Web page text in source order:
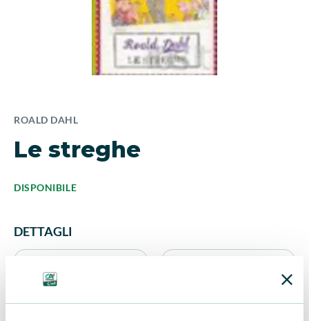
ROALD DAHL
Le streghe
DISPONIBILE
DETTAGLI
9788862560214